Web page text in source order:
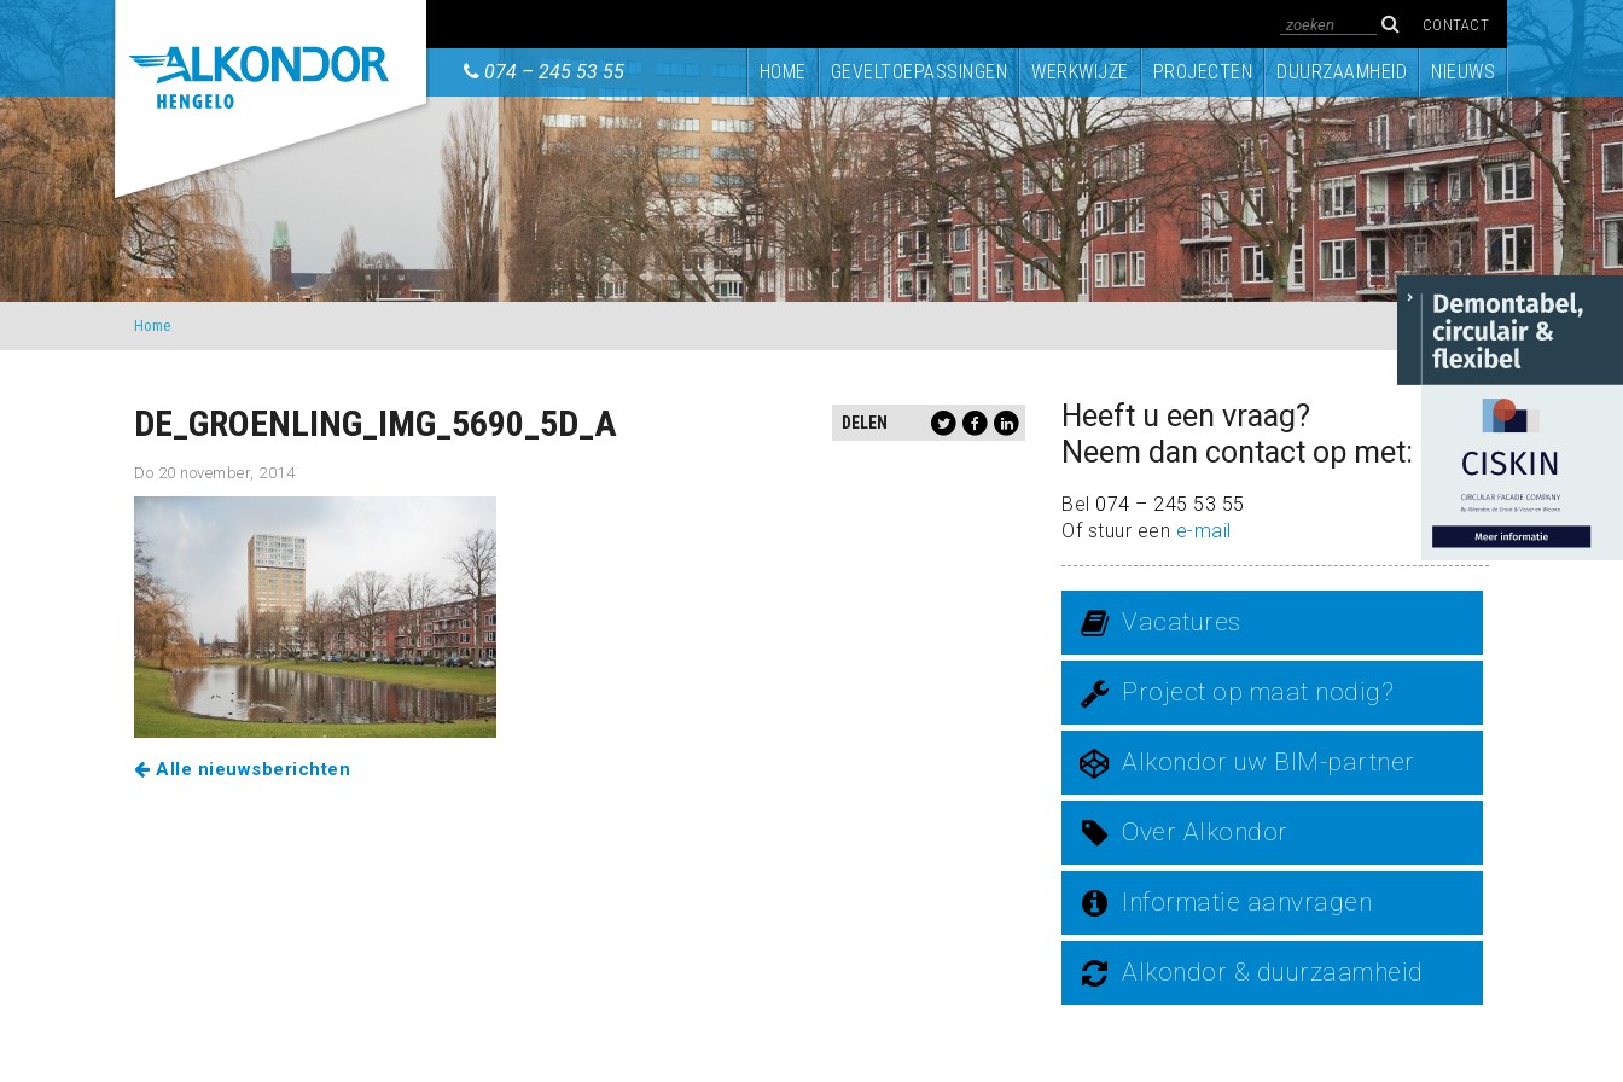
CONTACT
074 – 245 53 55 HOME GEVELTOEPASSINGEN WERKWIJZE PROJECTEN DUURZAAMHEID NIEUWS
Home
DELEN
DE_GROENLING_IMG_5690_5D_A
Do 20 november, 2014
Alle nieuwsberichten
Heeft u een vraag?
Neem dan contact op met:
Bel 074 – 245 53 55
Of stuur een e-mail
Vacatures
Project op maat nodig?
Alkondor uw BIM-partner
Over Alkondor
Informatie aanvragen
Alkondor & duurzaamheid